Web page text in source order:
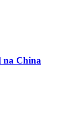
na China